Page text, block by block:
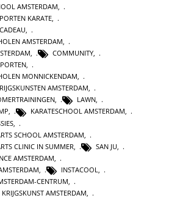
AMSTERDAM
KARATE
,
AMSTERDAM,
, COMMUNITY,
,
MONNICKENDAM,
AMSTERDAM,
, LAWN,
, KARATESCHOOL AMSTERDAM,
SCHOOL AMSTERDAM
CLINIC IN SUMMER
SAN JU
AMSTERDAM
INSTACOOL
CENTRUM
KRIJGSKUNST AMSTERDAM